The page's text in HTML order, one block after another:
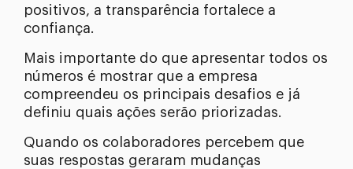
positivos, a transparência fortalece a
confiança.
Mais importante do que apresentar todos os
números é mostrar que a empresa
compreendeu os principais desafios e já
definiu quais ações serão priorizadas.
Quando os colaboradores percebem que
suas respostas geraram mudanças